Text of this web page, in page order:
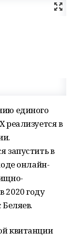
единого
в
запустить в
онлайн-
2020 году
квитанции